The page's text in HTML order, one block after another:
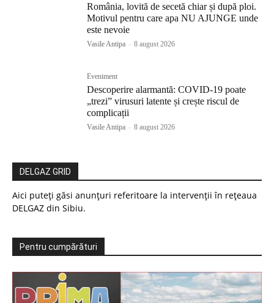
România, lovită de secetă chiar și după ploi.
Motivul pentru care apa NU AJUNGE unde
este nevoie
Vasile Antipa - 8 august 2026
Eveniment
Descoperire alarmantă: COVID-19 poate
„trezi” virusuri latente și crește riscul de
complicații
Vasile Antipa - 8 august 2026
DELGAZ GRID
Aici puteți găsi anunțuri referitoare la intervenții în rețeaua
DELGAZ din Sibiu.
Pentru cumpărături